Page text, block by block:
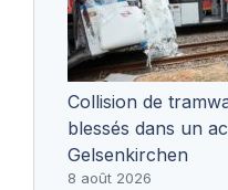
Collision de
blessés dans un
Gelsenkirchen
8 août 2026